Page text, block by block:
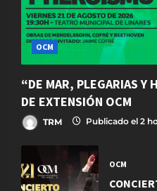
OCM
“DE MAR, PLEGARIAS Y
DE EXTENSIÓN OCM
TRM Publicado el 2
OCM